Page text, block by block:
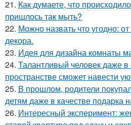
21. Как думаете, что
пришлось так мыть?
22. Можно назвать что угодно:
декора.
23. Идея для дизайна комнаты
24. Талантливый человек даже
пространстве сможет навести
25. В прошлом, родители
детям даже в качестве подарка
26. Интересный эксперимент: